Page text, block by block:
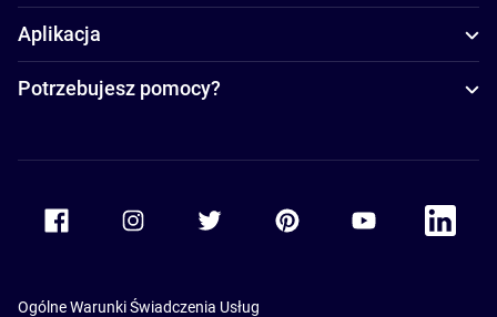
Aplikacja
Potrzebujesz pomocy?
Accor Youtube
Accor
Ogólne Warunki Świadczenia Usług